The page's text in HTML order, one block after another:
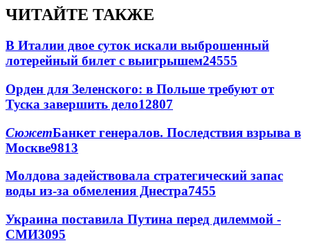
ЧИТАЙТЕ ТАКЖЕ
В Италии двое суток искали выброшенный
лотерейный билет с выигрышем24555
Орден для Зеленского: в Польше требуют от
Туска завершить дело12807
СюжетБанкет генералов. Последствия взрыва в
Москве9813
Молдова задействовала стратегический запас
воды из-за обмеления Днестра7455
Украина поставила Путина перед дилеммой -
СМИ3095